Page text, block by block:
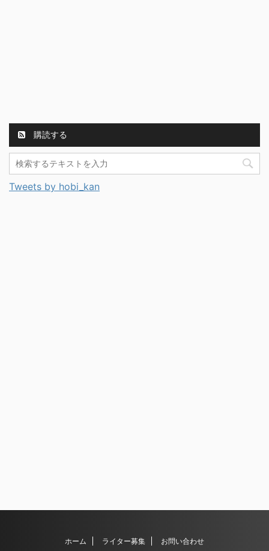
購読する
Tweets by hobi_kan
ホーム ライター募集 お問い合わせ